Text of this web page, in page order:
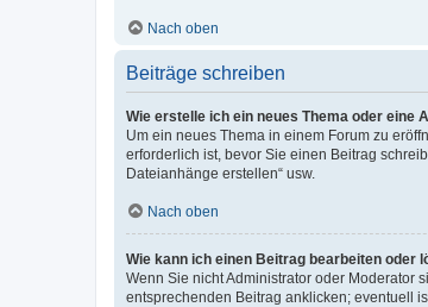
Nach oben
Beiträge schreiben
Wie erstelle ich ein neues Thema oder eine
Um ein neues Thema in einem Forum zu
erforderlich ist, bevor Sie einen Beitrag
Dateianhänge erstellen“ usw.
Nach oben
Wie kann ich einen Beitrag bearbeiten oder
Wenn Sie nicht Administrator oder Moderator
entsprechenden Beitrag anklicken; eventuell